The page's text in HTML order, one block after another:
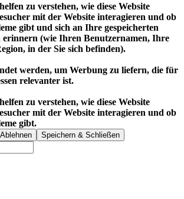
zu verstehen, wie diese Website
mit der Website interagieren und ob
gibt und sich an Ihre gespeicherten
erinnern (wie Ihren Benutzernamen, Ihre
in der Sie sich befinden).
werden, um Werbung zu liefern, die für
relevanter ist.
zu verstehen, wie diese Website
mit der Website interagieren und ob
gibt.